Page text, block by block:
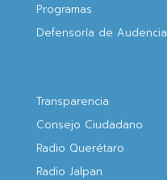
Programas
Defensoría de Audencia
Transparencia
Consejo Ciudadano
Radio Querétaro
Radio Jalpan